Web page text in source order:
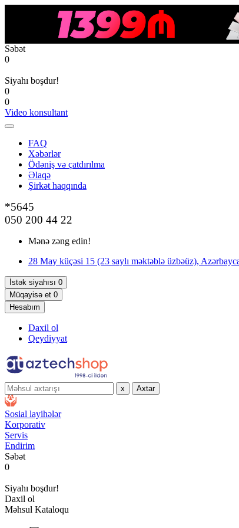
Səbət
0
Siyahı boşdur!
0
0
Video konsultant
FAQ
Xəbərlər
Ödəniş və çatdırılma
Əlaqə
Şirkət haqqında
*5645
050 200 44 22
Mənə zəng edin!
28 May küçəsi 15 (23 saylı məktəblə üzbəüz),
İstək siyahısı 0
Müqayisə et 0
Hesabım
Daxil ol
Qeydiyyat
x Axtar
Sosial layihələr
Korporativ
Servis
Endirim
Səbət
0
Siyahı boşdur!
Daxil ol
Məhsul Kataloqu